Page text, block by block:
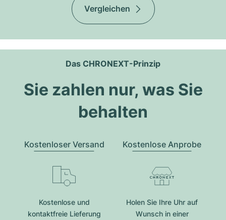
Vergleichen
Das CHRONEXT-Prinzip
Sie zahlen nur, was Sie
behalten
Kostenloser Versand
Kostenlose und
kontaktfreie Lieferung
Kostenlose Anprobe
Holen Sie Ihre Uhr auf
Wunsch in einer